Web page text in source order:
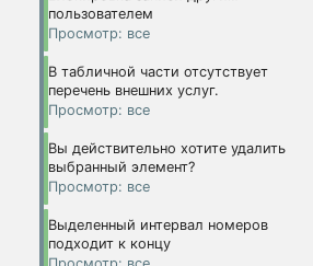
пользователем
Просмотр: все
В табличной части отсутствует
перечень внешних услуг.
Просмотр: все
Вы действительно хотите удалить
выбранный элемент?
Просмотр: все
Выделенный интервал номеров
подходит к концу